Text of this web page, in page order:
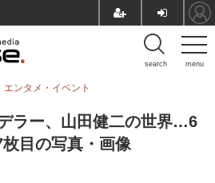
menu
search
ラー、山田健二の世界…6
目の写真・画像
エンタメ・イベント